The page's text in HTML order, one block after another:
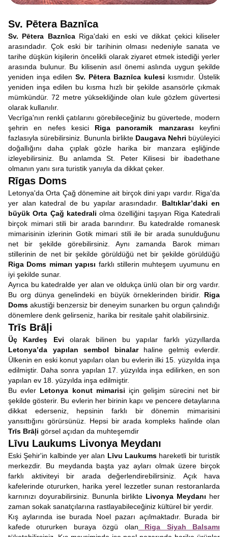
Sv. Pētera Baznīca
Sv. Pētera BaznīcaRiga'daki en eski ve dikkat çekici kiliseler
arasındadır. Çok eski bir tarihinin olması nedeniyle sanata ve
tarihe düşkün kişilerin öncelikli olarak ziyaret etmek istediği yerler
arasında bulunur. Bu kilisenin asıl önemi aslında uygun şekilde
yeniden inşa edilen Sv. Pētera Baznīca kulesi kısmıdır. Üstelik
yeniden inşa edilen bu kısma hızlı bir şekilde asansörle çıkmak
mümkündür. 72 metre yüksekliğinde olan kule gözlem güvertesi
olarak kullanılır.
Vecrīga'nın renkli çatılarını görebileceğiniz bu güvertede, modern
şehrin en nefes kesici Riga panoramik manzarası keyfini
fazlasıyla sürebilirsiniz. Bununla birlikte Daugava Nehri büyüleyici
doğallığını daha çıplak gözle harika bir manzara eşliğinde
izleyebilirsiniz. Bu anlamda St. Peter Kilisesi bir ibadethane
olmanın yanı sıra turistik yanıyla da dikkat çeker.
Rīgas Doms
Letonya'da Orta Çağ dönemine ait birçok dini yapı vardır. Riga'da
yer alan katedral de bu yapılar arasındadır. Baltıklar’daki en
büyük Orta Çağ katedrali olma özelliğini taşıyan Riga Katedrali
birçok mimari stili bir arada barındırır. Bu katedralde romanesk
mimarisinin izlerinin Gotik mimari stili ile bir arada sunulduğunu
net bir şekilde görebilirsiniz. Aynı zamanda Barok mimarı
stillerinin de net bir şekilde görüldüğü net bir şekilde görüldüğü
Riga Doms mimarı yapısı farklı stillerin muhteşem uyumunu en
iyi şekilde sunar.
Ayrıca bu katedralde yer alan ve oldukça ünlü olan bir org vardır.
Bu org dünya genelindeki en büyük örneklerinden biridir. Riga
Doms akustiği benzersiz bir deneyim sunarken bu orgun çalındığı
dönemlere denk gelirseniz, harika bir resitale şahit olabilirsiniz.
Trīs Brāļi
Üç Kardeş Eviolarak bilinen bu yapılar farklı yüzyıllarda
Letonya’da yapılan sembol binalarhaline gelmiş evlerdir.
Ülkenin en eski konut yapıları olan bu evlerin ilki 15. yüzyılda inşa
edilmiştir. Daha sonra yapılan 17. yüzyılda inşa edilirken, en son
yapılan ev 18. yüzyılda inşa edilmiştir.
Bu evler Letonya konut mimarisi için gelişim sürecini net bir
şekilde gösterir. Bu evlerin her birinin kapı ve pencere detaylarına
dikkat ederseniz, hepsinin farklı bir dönemin mimarisini
yansıttığını görürsünüz. Hepsi bir arada kompleks halinde olan
Trīs Brāļi görsel açıdan da muhteşemdir
Līvu Laukums Livonya Meydanı
Eski Şehir'in kalbinde yer alan Līvu Laukums hareketli bir turistik
merkezdir. Bu meydanda başta yaz ayları olmak üzere birçok
farklı aktiviteyi bir arada değerlendirebilirsiniz. Açık hava
kafelerinde otururken, harika yerel lezzetler sunan restoranlarda
karnınızı doyurabilirsiniz. Bununla birlikte Livonya Meydanı her
zaman sokak sanatçılarına rastlayabileceğiniz kültürel bir yerdir.
Kış aylarında ise burada Noel pazarı açılmaktadır. Burada bir
kafede otururken buraya özgü olan
Riga Siyah Balsamı